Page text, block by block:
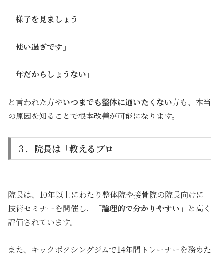
「様子を見ましょう」
「使い過ぎです」
「年だからしょうない」
と言われた方やいつまでも整体に通いたくない方も、本当
の原因を知ることで根本改善が可能になります。
３．院長は「教えるプロ」
院長は、10年以上にわたり整体院や接骨院の院長向けに
技術セミナーを開催し、
「論理的で分かりやすい」 と高く
評価されています。
また、キックボクシングジムで14年間トレーナーを務めた